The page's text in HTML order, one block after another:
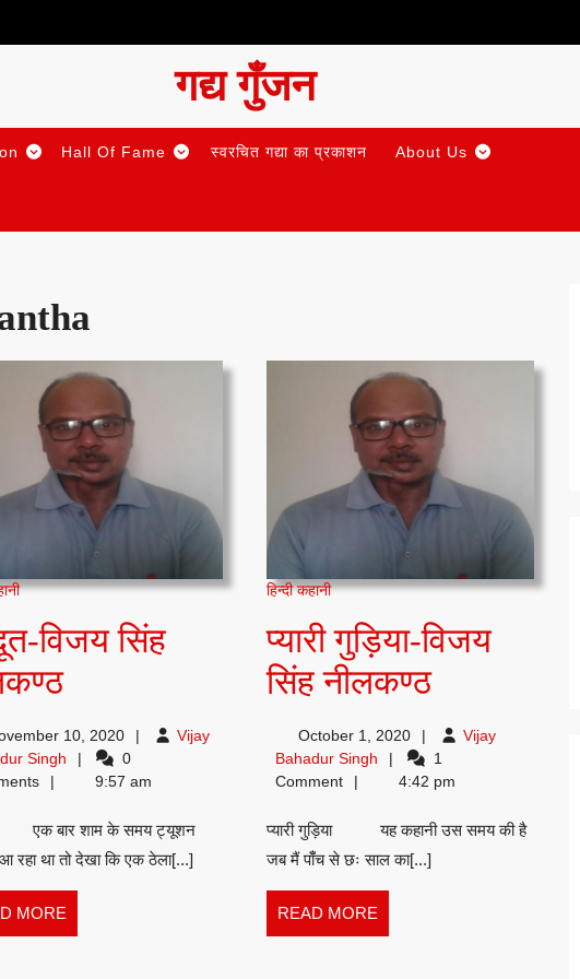
गद्य गुँजन
Hall Of Fame स्वरचित गद्या का प्रकाशन About Us
विजय सिंह
देवदूत-
विजय
सिंह
10, 2020
Vijay
SinghVijay
Bahadur
0
9:57 am
बार शाम के समय ट्यूशन
रहा था तो देखा कि एक ठेला[...]
MOREREAD
MORE
हिन्दी कहानी
प्यारी गुड़िया-विजय
सिंह नीलकण्ठप्यारी
गुड़िया-
विजय
नीलकण्ठ
October 1, 2020
Vijay
Bahadur SinghVijay
Bahadur
1
Comment
4:42 pm
प्यारी गुड़िया यह कहानी उस समय की है
जब मैं पाँँच से छः साल का[...]
READ MOREREAD
MORE